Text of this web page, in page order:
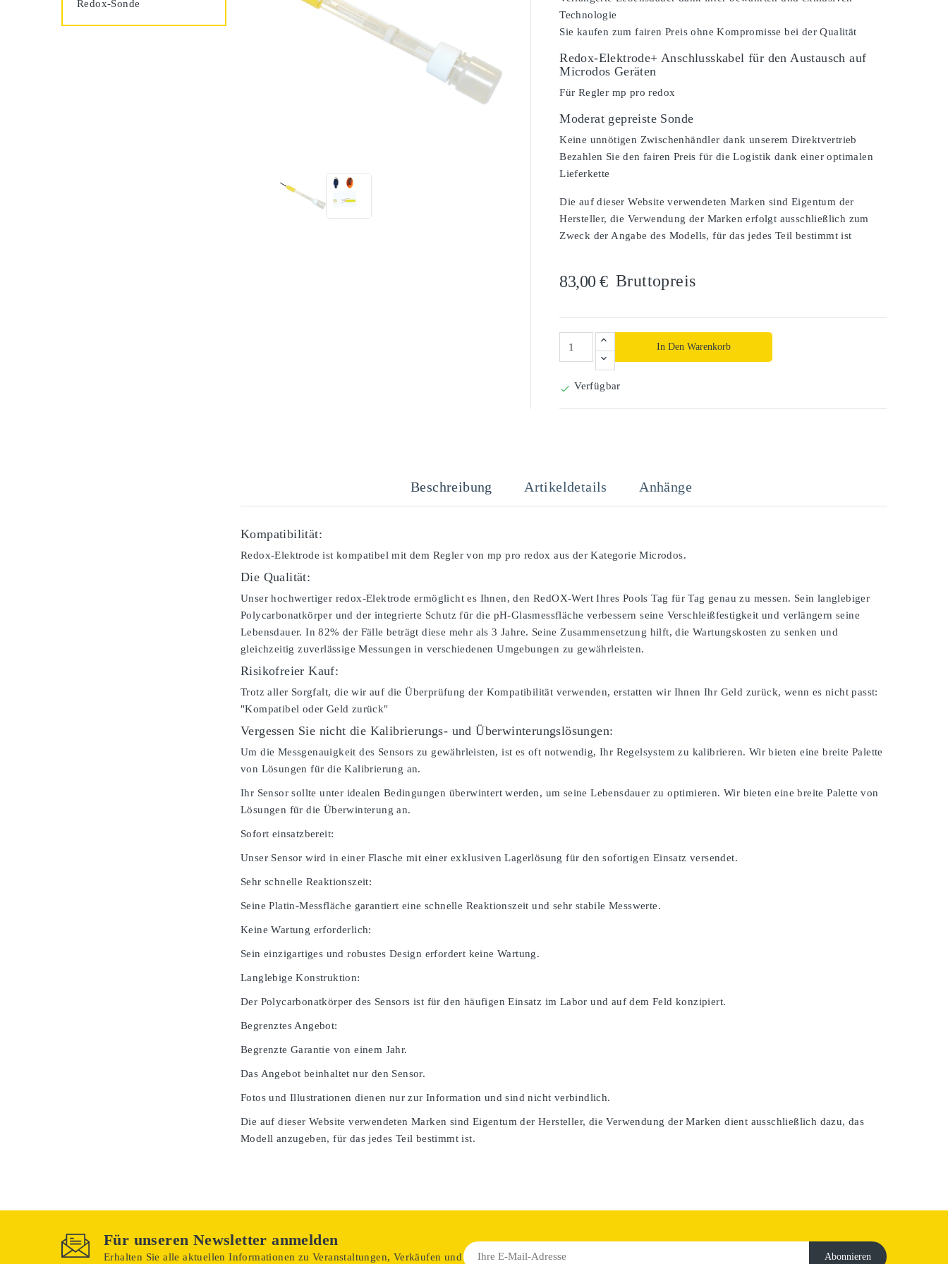
Redox-Sonde
Technologie
Sie kaufen zum fairen Preis ohne Kompromisse bei der Qualität
Redox-Elektrode+ Anschlusskabel für den Austausch auf
Microdos Geräten
Für Regler mp pro redox
Moderat gepreiste Sonde
Keine unnötigen Zwischenhändler dank unserem Direktvertrieb
Bezahlen Sie den fairen Preis für die Logistik dank einer optimalen
Lieferkette
Die auf dieser Website verwendeten Marken sind Eigentum der
Hersteller, die Verwendung der Marken erfolgt ausschließlich zum
Zweck der Angabe des Modells, für das jedes Teil bestimmt ist
83,00 € Bruttopreis
In Den Warenkorb
 Verfügbar
Beschreibung Artikeldetails Anhänge
Kompatibilität:
Redox-Elektrode ist kompatibel mit dem Regler von mp pro redox aus der Kategorie Microdos.
Die Qualität:
Unser hochwertiger redox-Elektrode ermöglicht es Ihnen, den RedOX-Wert Ihres Pools Tag für Tag genau zu messen. Sein langlebiger
Polycarbonatkörper und der integrierte Schutz für die pH-Glasmessfläche verbessern seine Verschleißfestigkeit und verlängern seine
Lebensdauer. In 82% der Fälle beträgt diese mehr als 3 Jahre. Seine Zusammensetzung hilft, die Wartungskosten zu senken und
gleichzeitig zuverlässige Messungen in verschiedenen Umgebungen zu gewährleisten.
Risikofreier Kauf:
Trotz aller Sorgfalt, die wir auf die Überprüfung der Kompatibilität verwenden, erstatten wir Ihnen Ihr Geld zurück, wenn es nicht passt:
"Kompatibel oder Geld zurück"
Vergessen Sie nicht die Kalibrierungs- und Überwinterungslösungen:
Um die Messgenauigkeit des Sensors zu gewährleisten, ist es oft notwendig, Ihr Regelsystem zu kalibrieren. Wir bieten eine breite Palette
von Lösungen für die Kalibrierung an.
Ihr Sensor sollte unter idealen Bedingungen überwintert werden, um seine Lebensdauer zu optimieren. Wir bieten eine breite Palette von
Lösungen für die Überwinterung an.
Sofort einsatzbereit:
Unser Sensor wird in einer Flasche mit einer exklusiven Lagerlösung für den sofortigen Einsatz versendet.
Sehr schnelle Reaktionszeit:
Seine Platin-Messfläche garantiert eine schnelle Reaktionszeit und sehr stabile Messwerte.
Keine Wartung erforderlich:
Sein einzigartiges und robustes Design erfordert keine Wartung.
Langlebige Konstruktion:
Der Polycarbonatkörper des Sensors ist für den häufigen Einsatz im Labor und auf dem Feld konzipiert.
Begrenztes Angebot:
Begrenzte Garantie von einem Jahr.
Das Angebot beinhaltet nur den Sensor.
Fotos und Illustrationen dienen nur zur Information und sind nicht verbindlich.
Die auf dieser Website verwendeten Marken sind Eigentum der Hersteller, die Verwendung der Marken dient ausschließlich dazu, das
Modell anzugeben, für das jedes Teil bestimmt ist.
Für unseren Newsletter anmelden
Erhalten Sie alle aktuellen Informationen zu Veranstaltungen, Verkäufen und